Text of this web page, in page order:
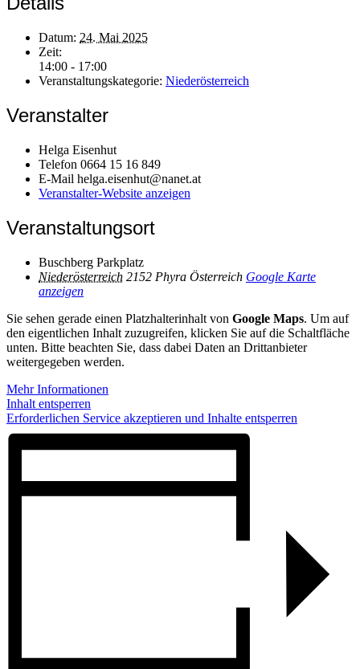
Datum: 24. Mai 2025
Zeit:
14:00 - 17:00
Veranstaltungskategorie: Niederösterreich
Veranstalter
Helga Eisenhut
Telefon 0664 15 16 849
E-Mail helga.eisenhut@nanet.at
Veranstalter-Website anzeigen
Veranstaltungsort
Buschberg Parkplatz
Niederösterreich 2152 Phyra Österreich Google Karte
anzeigen
Sie sehen gerade einen Platzhalterinhalt von Google Maps. Um auf
den eigentlichen Inhalt zuzugreifen, klicken Sie auf die Schaltfläche
unten. Bitte beachten Sie, dass dabei Daten an Drittanbieter
weitergegeben werden.
Mehr Informationen
Inhalt entsperren
Erforderlichen Service akzeptieren und Inhalte entsperren